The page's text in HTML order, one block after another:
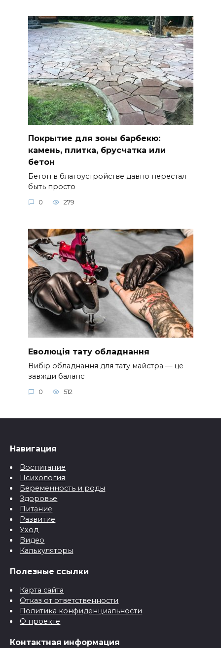
Покрытие для зоны барбекю:
камень, плитка, брусчатка или
бетон
Бетон в благоустройстве давно перестал
быть просто
0 279
Еволюція тату обладнання
Вибір обладнання для тату майстра — це
завжди баланс
0 512
Навигация
Воспитание
Психология
Беременность и роды
Здоровье
Питание
Развитие
Уход
Видео
Калькуляторы
Полезные ссылки
Карта сайта
Отказ от ответственности
Политика конфиденциальности
О проекте
Контактная информация